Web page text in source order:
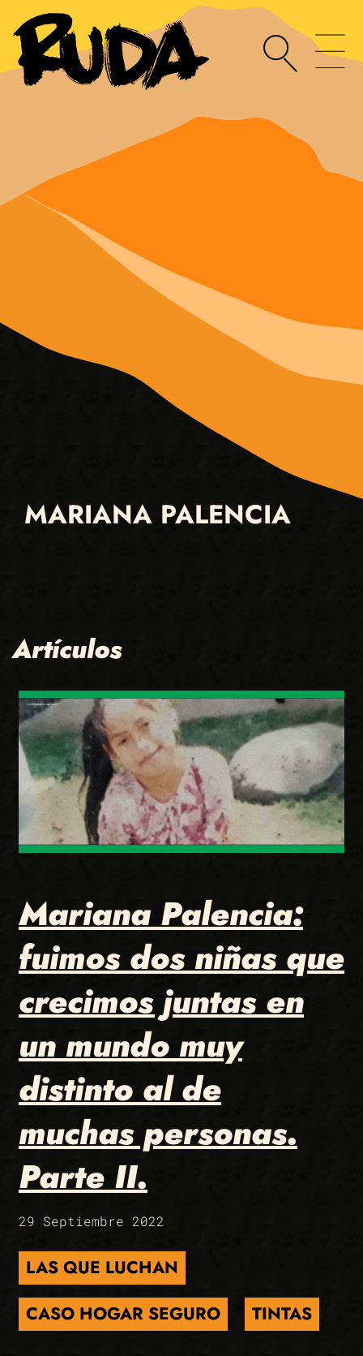
MARIANA PALENCIA
Artículos
Mariana Palencia:
fuimos dos niñas que
crecimos juntas en
un mundo muy
distinto al de
muchas personas.
Parte II.
29 Septiembre 2022
LAS QUE LUCHAN
CASO HOGAR SEGURO
TINTAS